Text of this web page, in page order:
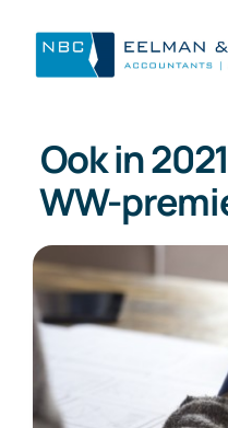
inhoud
Wat
Mijn NBC
Ook in
WW-